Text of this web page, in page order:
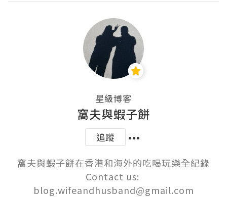
星級博客
窩夫與蝦子餅
追蹤
窩夫與蝦子餅在香港和海外的吃喝玩樂全紀錄
Contact us:
blog.wifeandhusband@gmail.com